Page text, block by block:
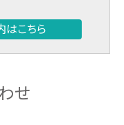
はこちら
せ